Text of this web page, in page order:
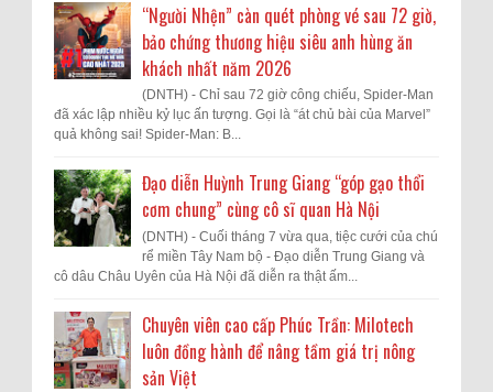
“Người Nhện” càn quét phòng vé sau 72 giờ,
bảo chứng thương hiệu siêu anh hùng ăn
khách nhất năm 2026
(DNTH) - Chỉ sau 72 giờ công chiếu, Spider-Man
đã xác lập nhiều kỷ lục ấn tượng. Gọi là “át chủ bài của Marvel”
quả không sai! Spider-Man: B...
Đạo diễn Huỳnh Trung Giang “góp gạo thổi
cơm chung” cùng cô sĩ quan Hà Nội
(DNTH) - Cuối tháng 7 vừa qua, tiệc cưới của chú
rể miền Tây Nam bộ - Đạo diễn Trung Giang và
cô dâu Châu Uyên của Hà Nội đã diễn ra thật ấm...
Chuyên viên cao cấp Phúc Trần: Milotech
luôn đồng hành để nâng tầm giá trị nông
sản Việt